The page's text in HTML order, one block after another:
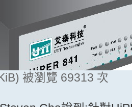
被瀏覽 69313 次